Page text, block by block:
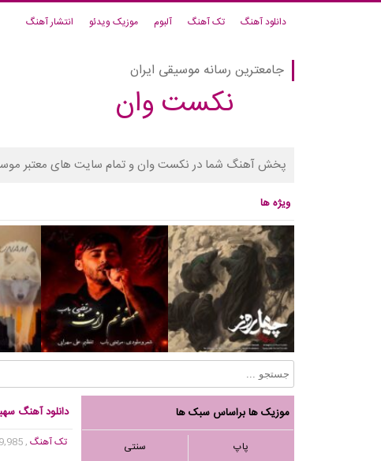
دانلود آهنگ تک آهنگ آلبوم موزیک ویدئو انتشار آهنگ
جامعترین رسانه موسیقی ایران
نکست وان
پخش آهنگ شما در نکست وان و تمام سایت های معتبر
ویژه ها
موزیک ها براساس سبک ها
پاپ
سنتی
دانلود آهنگ
تک آهنگ, 9,985 بازدید